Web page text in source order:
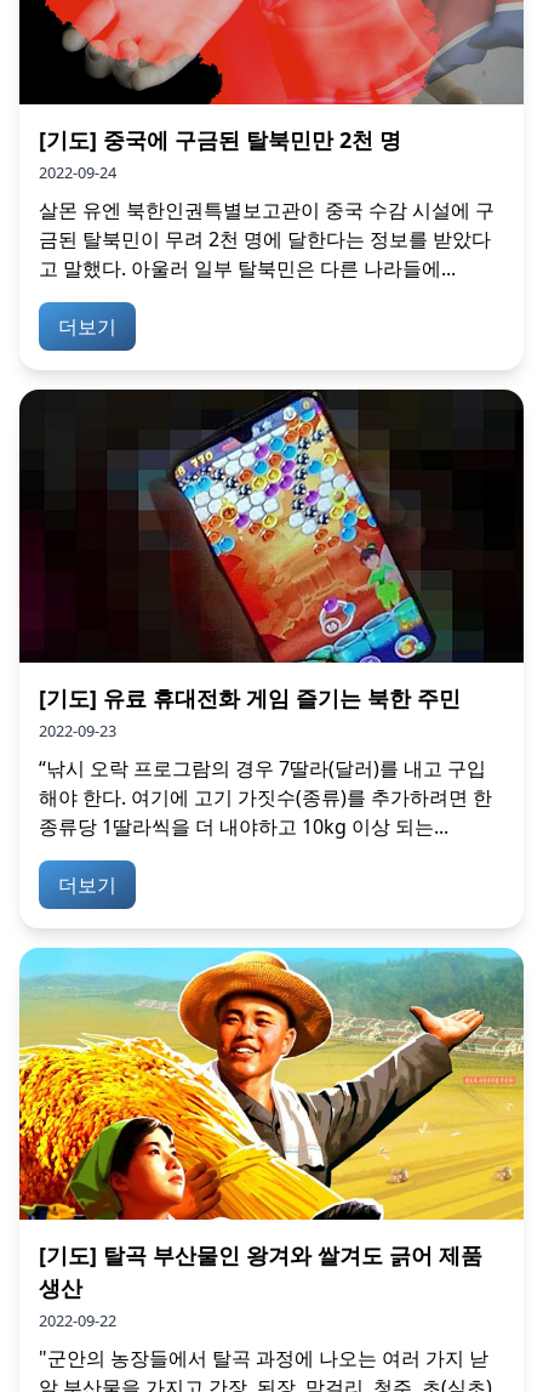
[기도] 중국에 구금된 탈북민만 2천 명
2022-09-24
살몬 유엔 북한인권특별보고관이 중국 수감 시설에 구
금된 탈북민이 무려 2천 명에 달한다는 정보를 받았다
고 말했다. 아울러 일부 탈북민은 다른 나라들에...
더보기
[기도] 유료 휴대전화 게임 즐기는 북한 주민
2022-09-23
“낚시 오락 프로그람의 경우 7딸라(달러)를 내고 구입
해야 한다. 여기에 고기 가짓수(종류)를 추가하려면 한
종류당 1딸라씩을 더 내야하고 10kg 이상 되는...
더보기
[기도] 탈곡 부산물인 왕겨와 쌀겨도 긁어 제품
생산
2022-09-22
"군안의 농장들에서 탈곡 과정에 나오는 여러 가지 낟